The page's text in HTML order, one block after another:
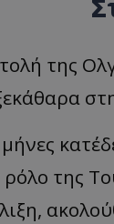
της
της